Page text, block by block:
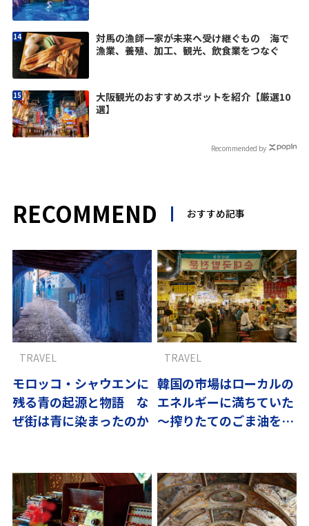
対馬の漁師一家が未来へ受け継ぐもの 海で
漁業、養殖、加工、観光、飲食業をつなぐ
大阪観光のおすすめスポットを紹介【厳選10
選】
Recommended by
RECOMMEND おすすめ記事
モロッコ・シャウエンに
残る青の起源と物語 な
ぜ街は青に染まったのか
TRAVEL
韓国の市場はローカルの
エネルギーに満ちていた
～搾りたてのごま油を求
TRAVEL